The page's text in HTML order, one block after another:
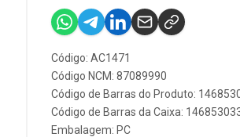
Código: AC1471
Código NCM: 87089990
Código de Barras do Produto:
Código de Barras da Caixa:
Embalagem: PC